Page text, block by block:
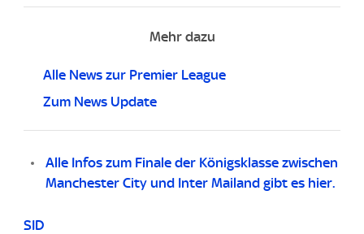
Mehr dazu
Alle News zur Premier League
Zum News Update
Alle Infos zum Finale der Königsklasse zwischen
Manchester City und Inter Mailand gibt es hier.
SID